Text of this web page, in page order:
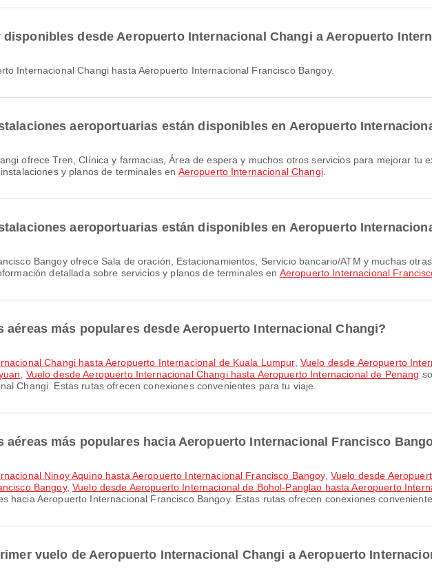
desde Aeropuerto Internacional Changi a Aeropuerto
Internacional Changi hasta Aeropuerto Internacional Francisco Bangoy.
aeroportuarias están disponibles en Aeropuerto
y planos de terminales en Aeropuerto Internacional Changi.
aeroportuarias están disponibles en Aeropuerto
detallada sobre servicios y planos de terminales en Aeropuerto Internacional
aéreas más populares desde Aeropuerto Internacional Changi?
Changi hasta Aeropuerto Internacional de Kuala Lumpur, Vuelo desde Aeropuerto
Vuelo desde Aeropuerto Internacional Changi hasta Aeropuerto Internacional de Penang
Changi. Estas rutas ofrecen conexiones convenientes para tu viaje.
aéreas más populares hacia Aeropuerto Internacional Francisco
Ninoy Aquino hasta Aeropuerto Internacional Francisco Bangoy, Vuelo desde
Bangoy,Vuelo desde Aeropuerto Internacional de Bohol-Panglao hasta Aeropuerto
hacia Aeropuerto Internacional Francisco Bangoy. Estas rutas ofrecen conexiones
vuelo de Aeropuerto Internacional Changi a Aeropuerto